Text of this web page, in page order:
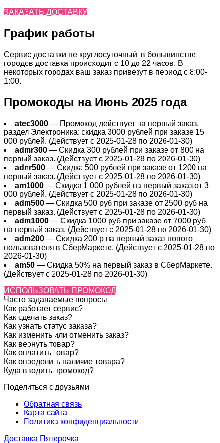
ЗАКАЗАТЬ ДОСТАВКУ
График работы
Сервис доставки не круглосуточный, в большинстве
городов доставка происходит с 10 до 22 часов. В
некоторых городах ваш заказ привезут в период с 8:00-
1:00.
Промокоды на Июнь 2025 года
atec3000 — Промокод действует на первый заказ,
раздел Электроника: скидка 3000 рублей при заказе 15
000 рублей. (Действует с 2025-01-28 по 2026-01-30)
admr300 — Скидка 300 рублей при заказе от 800 на
первый заказ. (Действует с 2025-01-28 по 2026-01-30)
adnr500 — Скидка 500 рублей при заказе от 1200 на
первый заказ. (Действует с 2025-01-28 по 2026-01-30)
am1000 — Скидка 1 000 рублей на первый заказ от 3
000 рублей. (Действует с 2025-01-28 по 2026-01-30)
adm500 — Скидка 500 руб при заказе от 2500 руб на
первый заказ. (Действует с 2025-01-28 по 2026-01-30)
adm1000 — Скидка 1000 руб при заказе от 7000 руб
на первый заказ. (Действует с 2025-01-28 по 2026-01-30)
adm200 — Cкидка 200 р на первый заказ нового
пользователя в СберМаркете. (Действует с 2025-01-28 по
2026-01-30)
am50 — Скидка 50% на первый заказ в СберМаркете.
(Действует с 2025-01-28 по 2026-01-30)
ИСПОЛЬЗОВАТЬ ПРОМОКОД
Часто задаваемые вопросы
Как работает сервис?
Как сделать заказ?
Как узнать статус заказа?
Как изменить или отменить заказ?
Как вернуть товар?
Как оплатить товар?
Как определить наличие товара?
Куда вводить промокод?
Поделиться с друзьями
Обратная связь
Карта сайта
Политика конфиденциальности
Доставка Пятерочка